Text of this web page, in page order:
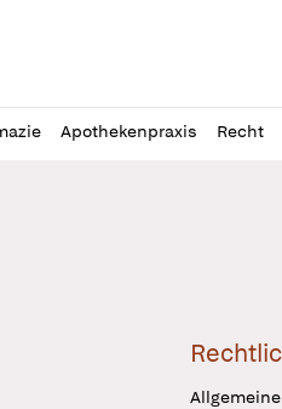
Apothekenpraxis Recht
Logo